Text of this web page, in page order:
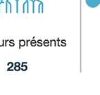
Prêt à